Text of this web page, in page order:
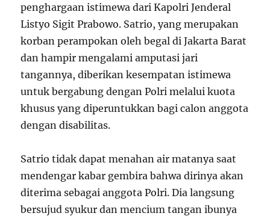
penghargaan istimewa dari Kapolri Jenderal
Listyo Sigit Prabowo. Satrio, yang merupakan
korban perampokan oleh begal di Jakarta Barat
dan hampir mengalami amputasi jari
tangannya, diberikan kesempatan istimewa
untuk bergabung dengan Polri melalui kuota
khusus yang diperuntukkan bagi calon anggota
dengan disabilitas.
Satrio tidak dapat menahan air matanya saat
mendengar kabar gembira bahwa dirinya akan
diterima sebagai anggota Polri. Dia langsung
bersujud syukur dan mencium tangan ibunya